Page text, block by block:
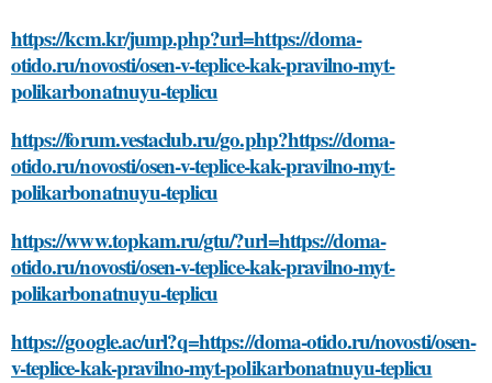
https://kcm.kr/jump.php?url=https://doma-
otido.ru/novosti/osen-v-teplice-kak-pravilno-myt-
polikarbonatnuyu-teplicu
https://forum.vestaclub.ru/go.php?https://doma-
otido.ru/novosti/osen-v-teplice-kak-pravilno-myt-
polikarbonatnuyu-teplicu
https://www.topkam.ru/gtu/?url=https://doma-
otido.ru/novosti/osen-v-teplice-kak-pravilno-myt-
polikarbonatnuyu-teplicu
https://google.ac/url?q=https://doma-otido.ru/novosti/osen-
v-teplice-kak-pravilno-myt-polikarbonatnuyu-teplicu